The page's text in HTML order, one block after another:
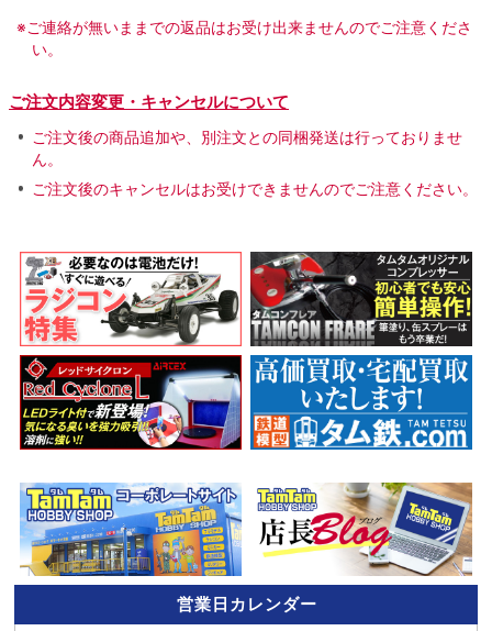
※ご連絡が無いままでの返品はお受け出来ませんのでご注意くださ
い。
ご注文内容変更・キャンセルについて
ご注文後の商品追加や、別注文との同梱発送は行っておりませ
ん。
ご注文後のキャンセルはお受けできませんのでご注意ください。
営業日カレンダー